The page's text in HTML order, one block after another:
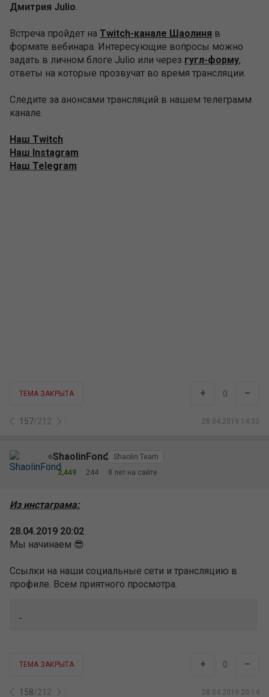
Дмитрия Julio.
Встреча пройдет на Twitch-канале Шаолиня в
формате вебинара. Интересующие вопросы можно
задать в личном блоге Julio или через гугл-форму,
ответы на которые прозвучат во время трансляции.
Следите за анонсами трансляций в нашем телеграмм
канале.
Наш Twitch
Наш Instagram
Наш Telegram
Мы начинаем 😎
Ссылки на наши социальные сети и трансляцию в
ТЕМА ЗАКРЫТА
ShaolinFond
Shaolin Team
2,449
244 8 лет на сайте
28 апреля
индивидуальных инвестиционных счетах и способе с
об инвестициях и последние 30 минут посвятил